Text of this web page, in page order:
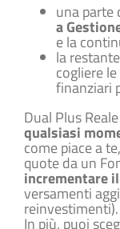
una parte
a
e la
la
cogliere
finanziari
Dual Plus
qualsiasi
come piace a
quote da un
incrementare
versamenti
reinvestimenti).
In più, puoi